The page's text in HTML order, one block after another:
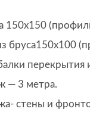
150х150
бруса150х100
перекрытия
— 3 метра.
стены и